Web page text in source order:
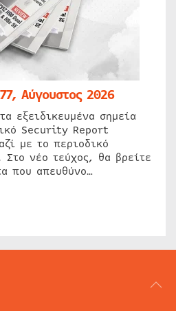
Αύγουστος 2026
εξειδικευμένα σημεία
Security Report
με το περιοδικό
Στο νέο τεύχος, θα βρείτε
που απευθύνο…